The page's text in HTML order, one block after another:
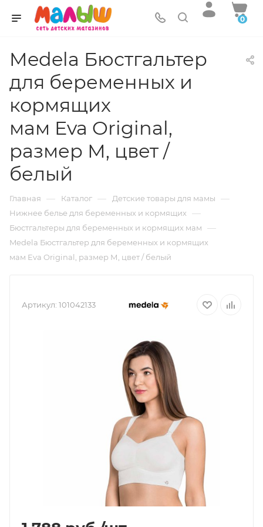
0
Medela Бюстгальтер
для беременных и
кормящих
мам Eva Original,
размер М, цвет /
белый
Главная — Каталог — Детские товары для мамы —
Нижнее белье для беременных и кормящих —
Бюстгальтеры для беременных и кормящих мам —
Medela Бюстгальтер для беременных и кормящих
мам Eva Original, размер М, цвет / белый
Артикул: 101042133